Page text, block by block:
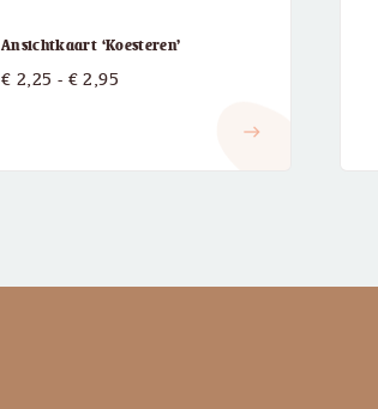
Ansichtkaart ‘Koesteren’
€ 2,25 - € 2,95
east